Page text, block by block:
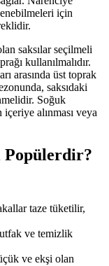
için
saksılar seçilmeli
kullanılmalıdır.
arasında üst toprak
saksıdaki
Soğuk
alınması veya
Popülerdir?
taze tüketilir,
ve temizlik
ve ekşi olan